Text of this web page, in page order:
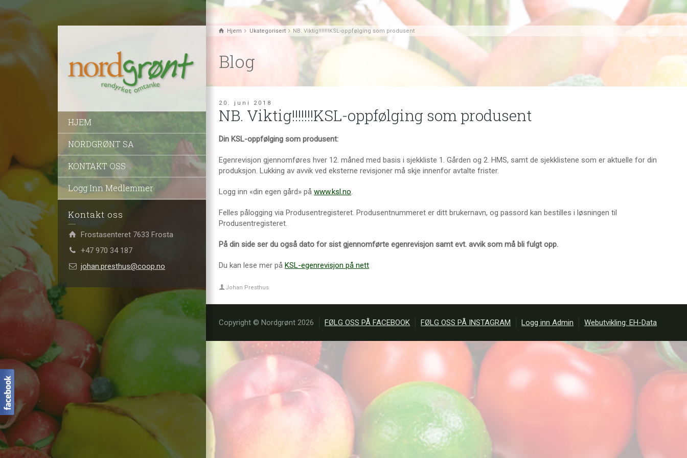
HJEM
NORDGRØNT SA
KONTAKT OSS
Logg Inn Medlemmer
Kontakt oss
Frostasenteret 7633 Frosta
+47 970 34 187
johan.presthus@coop.no
Hjem Ukategorisert NB. Viktig!!!!!!!KSL-oppfølging som produsent
Blog
20. juni 2018
NB. Viktig!!!!!!!KSL-oppfølging som produsent
Din KSL-oppfølging som produsent:
Egenrevisjon gjennomføres hver 12. måned med basis i sjekkliste 1. Gården og 2. HMS, samt de sjekklistene som er aktuelle for din
produksjon. Lukking av avvik ved eksterne revisjoner må skje innenfor avtalte frister.
Logg inn «din egen gård» påwww.ksl.no.
Felles pålogging via Produsentregisteret. Produsentnummeret er ditt brukernavn, og passord kan bestilles i løsningen til
Produsentregisteret.
På din side ser du også dato for sist gjennomførte egenrevisjon samt evt. avvik som må bli fulgt opp.
Du kan lese mer påKSL-egenrevisjon på nett
Johan Presthus
Copyright © Nordgrønt 2026 FØLG OSS PÅ FACEBOOK FØLG OSS PÅ INSTAGRAM Logg inn Admin Webutvikling: EH-Data